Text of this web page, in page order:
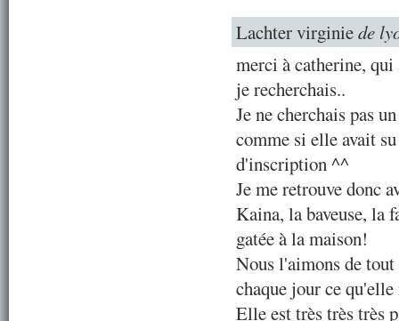
Lachter virginiede
merci à catherine,
je recherchais..
Je ne cherchais pas
comme si elle avait
d'inscription ^^
Je me retrouve donc
Kaina, la baveuse, la
gatée à la maison!
Nous l'aimons de
chaque jour ce
Elle est très très très